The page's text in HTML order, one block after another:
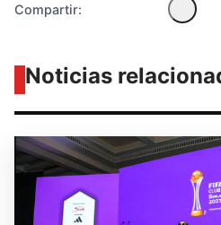
Compartir:
Noticias